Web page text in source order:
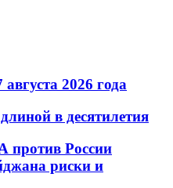
2026 года
в десятилетия
России
риски и